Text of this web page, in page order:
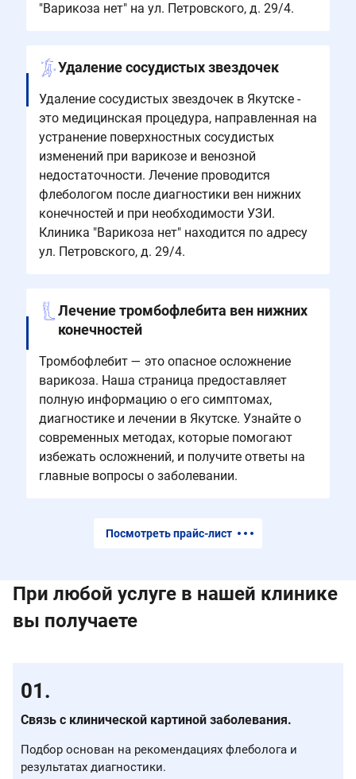
"Варикоза нет" на ул. Петровского, д. 29/4.
Удаление сосудистых звездочек
Удаление сосудистых звездочек в Якутске -
это медицинская процедура, направленная на
устранение поверхностных сосудистых
изменений при варикозе и венозной
недостаточности. Лечение проводится
флебологом после диагностики вен нижних
конечностей и при необходимости УЗИ.
Клиника "Варикоза нет" находится по адресу
ул. Петровского, д. 29/4.
Лечение тромбофлебита вен нижних
конечностей
Тромбофлебит — это опасное осложнение
варикоза. Наша страница предоставляет
полную информацию о его симптомах,
диагностике и лечении в Якутске. Узнайте о
современных методах, которые помогают
избежать осложнений, и получите ответы на
главные вопросы о заболевании.
Посмотреть прайс-лист
При любой услуге в нашей клинике
вы получаете
Связь с клинической картиной заболевания.
Подбор основан на рекомендациях флеболога и
результатах диагностики.